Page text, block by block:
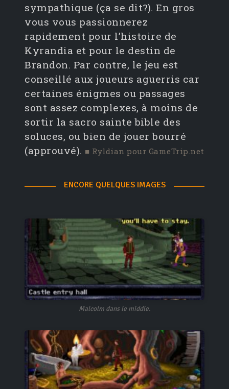
sympathique (ça se dit?). En gros
vous vous passionnerez
rapidement pour l’histoire de
Kyrandia et pour le destin de
Brandon. Par contre, le jeu est
conseillé aux joueurs aguerris car
certaines énigmes ou passages
sont assez complexes, à moins de
sortir la sacro sainte bible des
soluces, ou bien de jouer bourré
(approuvé). ■ Ryldian pour GameTrip.net
ENCORE QUELQUES IMAGES
Malcolm dans le middle.